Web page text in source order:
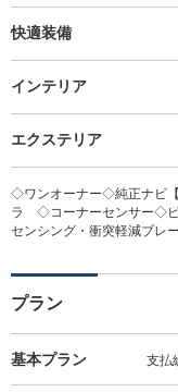
快適装備
インテリア
エクステリア
◇ワンオーナー◇純正ナビ
ラ ◇コーナーセンサー◇ビ
センシング・衝突軽減ブレ
プラン
基本プラン 支払